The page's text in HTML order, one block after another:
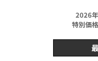
2026
特別価